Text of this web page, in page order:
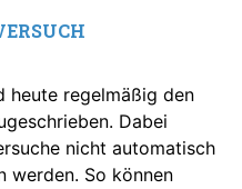
heute regelmäßig den
Dabei
nicht automatisch
werden. So können